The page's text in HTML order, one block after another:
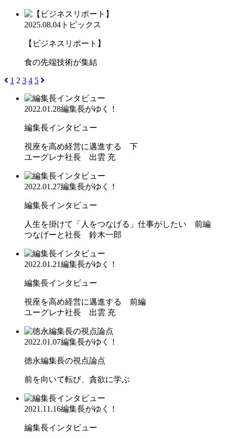
2025.08.04 トピックス
【ビジネスリポート】
食の先端技術が集結
1 2 3 4 5
2022.01.28編集長がゆく！
編集長インタビュー
視座を高め経営に邁進する 下
ユーグレナ社長 出雲 充
2022.01.27編集長がゆく！
編集長インタビュー
人生を掛けて「人をつなげる」仕事がしたい 前編
つなげーと社長 鈴木一郎
2022.01.21編集長がゆく！
編集長インタビュー
視座を高め経営に邁進する 前編
ユーグレナ社長 出雲 充
2022.01.07編集長がゆく！
徳永編集長の視点論点
前を向いて転び、貪欲に学ぶ
2021.11.16編集長がゆく！
編集長インタビュー